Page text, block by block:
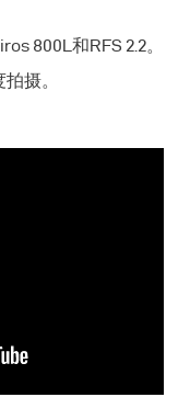
800L和RFS 2.2。
摄。